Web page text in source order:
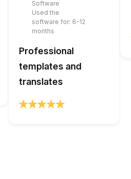
Software
Used the
software for: 6-12
months
Professional
templates and
translates